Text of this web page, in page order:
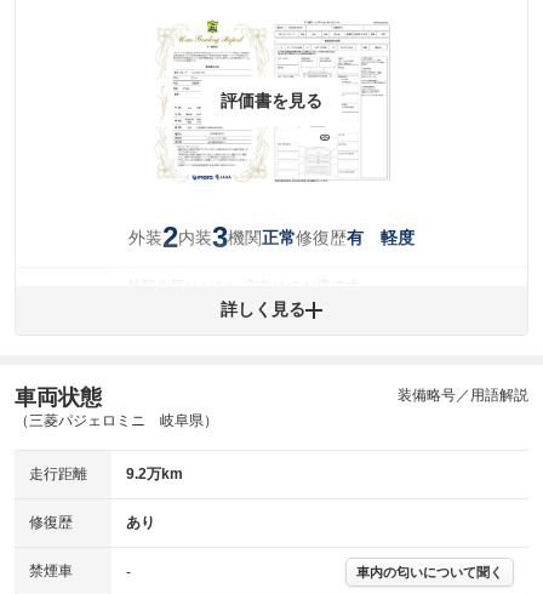
評価書を見る
外装2内装3機関正常修復歴有 軽度
キズ・へこみについて問い合わせる
機関 主要機関に不具合はありません。
修復歴
があります。
※グー鑑定は保証サービスではございません。購入時は必ず現車をご確認
※実際にお渡しするコンディションチェックシートにつきましては、形式
詳しく見る
車両状態
（三菱パジェロミニ 岐阜県）
装備略号／用語解説
走行距離 9.2万km
修復歴 あり
禁煙車 - 車内の匂いについて聞く